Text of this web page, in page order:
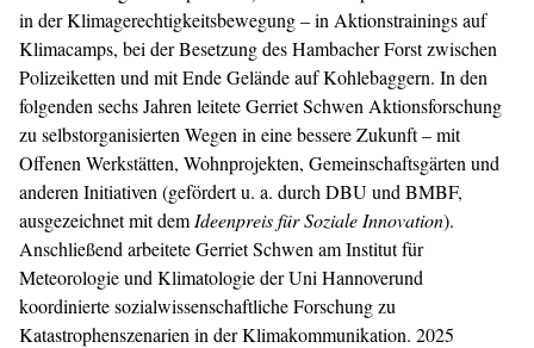
in der Klimagerechtigkeitsbewegung – in Aktionstrainings auf
Klimacamps, bei der Besetzung des Hambacher Forst zwischen
Polizeiketten und mit Ende Gelände auf Kohlebaggern. In den
folgenden sechs Jahren leitete Gerriet Schwen Aktionsforschung
zu selbstorganisierten Wegen in eine bessere Zukunft – mit
Offenen Werkstätten, Wohnprojekten, Gemeinschaftsgärten und
anderen Initiativen (gefördert u. a. durch DBU und BMBF,
ausgezeichnet mit dem Ideenpreis für Soziale Innovation).
Anschließend arbeitete Gerriet Schwen am Institut für
Meteorologie und Klimatologie der Uni Hannoverund
koordinierte sozialwissenschaftliche Forschung zu
Katastrophenszenarien in der Klimakommunikation. 2025